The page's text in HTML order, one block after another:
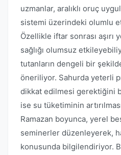
uzmanlar, aralıklı oruç
sistemi üzerindeki olumlu
Özellikle iftar sonrası aşırı
sağlığı olumsuz
tutanların dengeli bir
öneriliyor. Sahurda yeterli
dikkat edilmesi gerektiğini
ise su tüketiminin
Ramazan boyunca, yerel
seminerler düzenleyerek,
konusunda bilgilendiriyor.